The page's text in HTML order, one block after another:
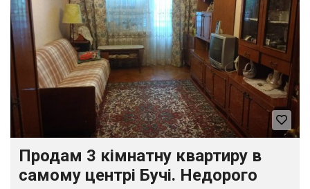
Продам 3 кімнатну квартиру в
самому центрі Бучі. Недорого